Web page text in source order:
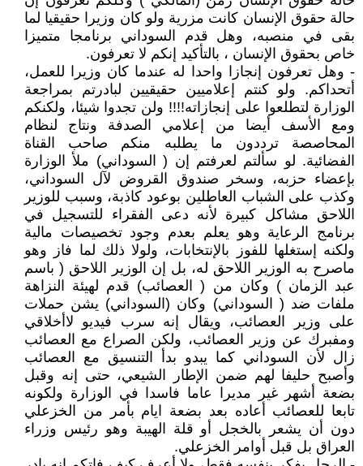
حالة حقوق الإنسان كانت مزرية ولو كان وزيرا حقيقيا لما
بقى في منصبه، وهل قدم السوداني برنامجا متميزا
خاص بحقوق الإنسان ، بالتأكيد إنكم لا تعرفون.
- وهل تعرفون إنجازا واحدا له عندما كان وزيرا للعمل،
أتحداكم. ولو كنتم إعلاميين حقيقيين لبادرتم بمراجعة
الوزارة لتطلعوا على إنجازاته!!!! ولن تجدوا شيئا، ولكنكم
ومع الأسف أيضا من إعلامي الصدفة ونتاج لنظام
المحاصصة ترددون ما يطلبه منكم صاحب القناة
الفضائية. لو سألتم لعرفتم إن ( السوداني) ملأ الوزارة
بإعضاء حزبه، وسخر صندوق القروض لآل السوداني،
وكذب على الشباب العاطلين بوعود كاذبة، وسبب للوزير
اللاحق مشاكل كبيرة لأنه دعى الفقراء للتسجيل في
برنامج الرعاية وهو يعلم بعدم وجود تخصيصات مالية
ولكنه إستغلها للفوز بالإنتخابات، ولولا ذلك لما فاز وهو
ماصرح به الوزير اللاحق له، بل إن الوزير اللاحق ( باسم
عبد الزمان ) وكان من ( العصائب) قدم لهيئة النزاهة
ملفات ضد ( السوداني) وكان (السوداني) يشن حملات
على وزير العصائب، ويقال إنه سرب فيديو لاأخلاقي
ومفبرك عن وزير العصائب، ولكن الصراع مع العصائب
زال لأن السوداني كما يبدو بدأ التنسيق مع العصائب
وأصبح حليفا لهم ضمن الإطار الشيعي، حتى إنه وقبل
بضعة أشهر غير مديرا عاما فاسدا في الوزارة ولكونه
تابعا للعصائب أعاده بعد بضعة ايام بأمر من الخزعلي
دون أن يشعر بالخجل أو قلة الهيبة وهو رئيس وزراء
العراق بل قبل أوامر الخزعلي.